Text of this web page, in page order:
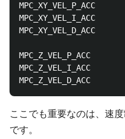
MPC_XY_VEL_P_ACC
MPC_XY_VEL_I_ACC
MPC_XY_VEL_D_ACC
MPC_Z_VEL_P_ACC
MPC_Z_VEL_I_ACC
ここでも重要なのは、速
です。